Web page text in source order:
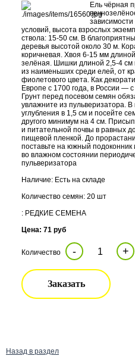
Ель чёрная
зависимости
условий, высота взрослых
ствола: 15-50 см. В
деревья высотой около 30 м.
коричневая. Хвоя 6-15 мм
зелёная. Шишки длиной 2,5-4 см
из наименьших среди елей, от
фиолетового цвета. Как
Европе с 1700 года, в России —
Грунт перед посевом семян
увлажните из пульверизатора. В
углубления в 1,5 см и посейте
другого минимум на 4 см.
и питательной почвы в равных
пищевой пленкой. До
поставьте на южный
во влажном состоянии
пульверизатора
Наличие: Есть на складе
Количество семян: 20 шт
: РЕДКИЕ СЕМЕНА
Цена: 71 руб
Количество - +
Заказать
Назад в раздел